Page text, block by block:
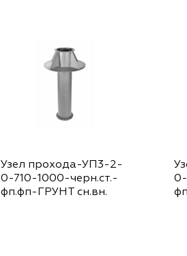
Узел прохода-УП3-2-
0-710-1000-черн.ст.-
фп.фп-ГРУНТ сн.вн.
0-